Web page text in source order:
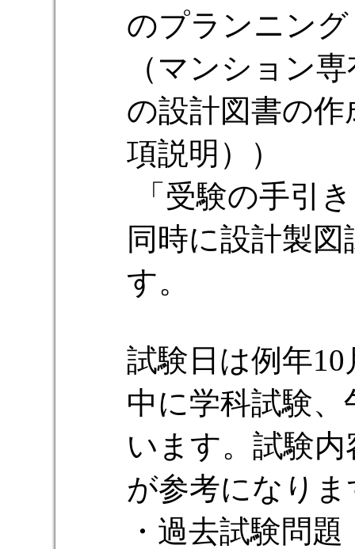
のプランニング
（マンション
の設計図書の
項説明））
「受験の手引
同時に設計製
す。
試験日は例年
中に学科試験
います。試験
が参考になりま
・過去試験問